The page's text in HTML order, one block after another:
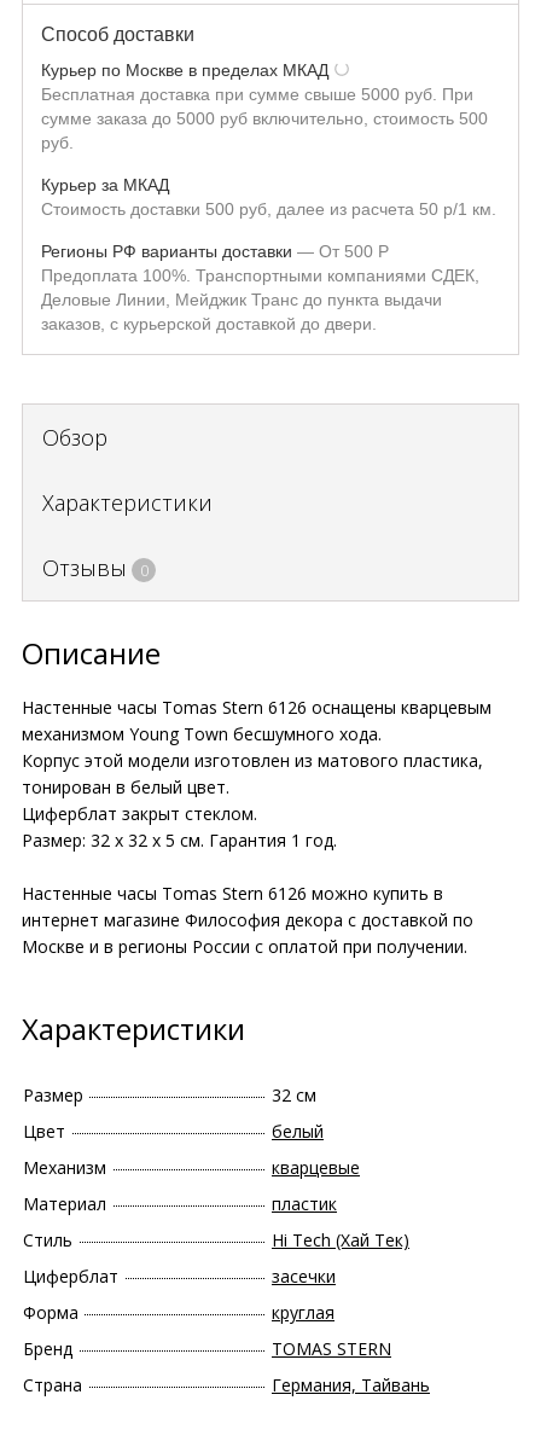
Способ доставки
Курьер по Москве в пределах МКАД
Бесплатная доставка при сумме свыше 5000 руб. При
сумме заказа до 5000 руб включительно, стоимость 500
руб.
Курьер за МКАД
Стоимость доставки 500 руб, далее из расчета 50 р/1 км.
Регионы РФ варианты доставки От 500 Р
Предоплата 100%. Транспортными компаниями СДЕК,
Деловые Линии, Мейджик Транс до пункта выдачи
заказов, с курьерской доставкой до двери.
Обзор
Характеристики
Отзывы 0
Описание
Настенные часы Tomas Stern 6126 оснащены кварцевым
механизмом Young Town бесшумного хода.
Корпус этой модели изготовлен из матового пластика,
тонирован в белый цвет.
Циферблат закрыт стеклом.
Размер: 32 х 32 х 5 см. Гарантия 1 год.
Настенные часы Tomas Stern 6126 можно купить в
интернет магазине Философия декора с доставкой по
Москве и в регионы России с оплатой при получении.
Характеристики
Размер
32 см
Цвет
белый
Механизм
кварцевые
Материал
пластик
Стиль
Hi Tech (Хай Тек)
Циферблат
засечки
Форма
круглая
Бренд
TOMAS STERN
Страна
Германия, Тайвань